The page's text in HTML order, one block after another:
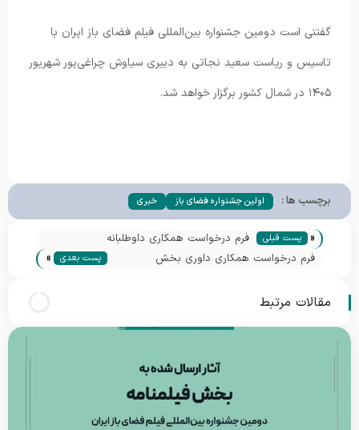
گفتنی است دومین جشنواره بین‌المللی فیلم فضای باز ایران با
تاسیس و ریاست سعید نجاتی به دبیری سیاوش چراغی‌پور شهریور
۱۴۰۵ در شمال کشور برگزار خواهد شد.
برچسب ها : اولین جشنواره فضای باز خبری
« پست قبلی
فرم درخواست همکاری داوطلبانه
فرم درخواست همکاری داوری بخش
پست بعدی »
مقالات مرتبط